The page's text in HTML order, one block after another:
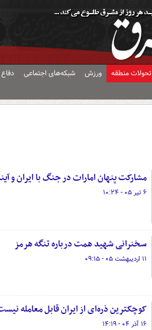
تحولات منطقه ورزش شبکه‌های اجتماعی
مشارکت پنهان امارات در جنگ با ایران و
۶ تیر ۰۵ - ۱۰:۲۴
سخنرانی شهید همت درباره تنگه هرمز
۱۱ اردیبهشت ۰۵ - ۰۹:۱۵
کوچکترین ذره‌ای از ایران قابل معامله
۱۶ آذر ۰۴ - ۱۴:۱۹